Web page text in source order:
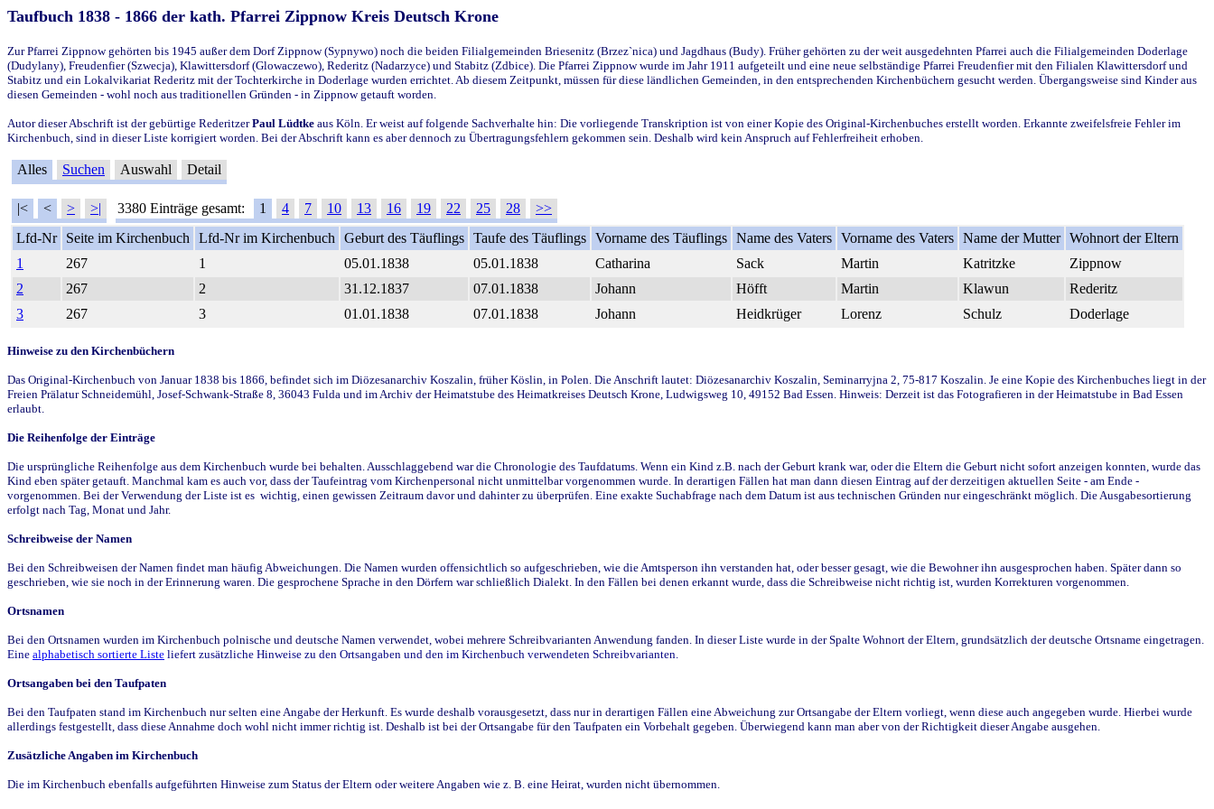
Taufbuch 1838 - 1866 der kath. Pfarrei Zippnow Kreis Deutsch Krone
Zur Pfarrei Zippnow gehörten bis 1945 außer dem Dorf Zippnow (Sypnywo) noch die beiden Filialgemeinden Briesenitz (Brzez`nica) und Jagdhaus (Budy). Früher gehörten zu der weit ausgedehnten Pfarrei auch die Filialgemeinden Doderlage
(Dudylany), Freudenfier (Szwecja), Klawittersdorf (Glowaczewo), Rederitz (Nadarzyce) und Stabitz (Zdbice). Die Pfarrei Zippnow wurde im Jahr 1911 aufgeteilt und eine neue selbständige Pfarrei Freudenfier mit den Filialen Klawittersdorf und
Stabitz und ein Lokalvikariat Rederitz mit der Tochterkirche in Doderlage wurden errichtet. Ab diesem Zeitpunkt, müssen für diese ländlichen Gemeinden, in den entsprechenden Kirchenbüchern gesucht werden. Übergangsweise sind Kinder aus
diesen Gemeinden - wohl noch aus traditionellen Gründen - in Zippnow getauft worden.
Autor dieser Abschrift ist der gebürtige RederitzerPaul Lüdtke aus Köln. Er weist auf folgende Sachverhalte hin: Die vorliegende Transkription ist von einer Kopie des Original-Kirchenbuches erstellt worden. Erkannte zweifelsfreie Fehler im
Kirchenbuch, sind in dieser Liste korrigiert worden. Bei der Abschrift kann es aber dennoch zu Übertragungsfehlern gekommen sein. Deshalb wird kein Anspruch auf Fehlerfreiheit erhoben.
Alles Suchen Auswahl Detail
|< < > >| 3380 Einträge gesamt: 1 4 7 10 13 16 19 22 25 28
>>
Lfd-Nr
Seite im Kirchenbuch Lfd-Nr im Kirchenbuch Geburt des Täuflings Taufe des Täuflings Vorname des Täuflings Name des Vaters Vorname des Vaters Name der Mutter Wohnort der Eltern
1
267 1 05.01.1838 05.01.1838 Catharina Sack Martin Katritzke
Zippnow
2
267 2 31.12.1837 07.01.1838 Johann Höfft Martin Klawun
Rederitz
3
267 3 01.01.1838 07.01.1838 Johann Heidkrüger Lorenz Schulz Doderlage
Hinweise zu den Kirchenbüchern
Das Original-Kirchenbuch von Januar 1838 bis 1866, befindet sich im Diözesanarchiv Koszalin, früher Köslin, in Polen. Die Anschrift lautet: Diözesanarchiv Koszalin, Seminarryjna 2, 75-817 Koszalin. Je eine Kopie des Kirchenbuches liegt in der
Freien Prälatur Schneidemühl, Josef-Schwank-Straße 8, 36043 Fulda und im Archiv der Heimatstube des Heimatkreises Deutsch Krone, Ludwigsweg 10, 49152 Bad Essen. Hinweis: Derzeit ist das Fotografieren in der Heimatstube in Bad Essen
erlaubt.
Die Reihenfolge der Einträge
Die ursprüngliche Reihenfolge aus dem Kirchenbuch wurde bei behalten. Ausschlaggebend war die Chronologie des Taufdatums. Wenn ein Kind z.B. nach der Geburt krank war, oder die Eltern die Geburt nicht sofort anzeigen konnten, wurde das
Kind eben später getauft. Manchmal kam es auch vor, dass der Taufeintrag vom Kirchenpersonal nicht unmittelbar vorgenommen wurde. In derartigen Fällen hat man dann diesen Eintrag auf der derzeitigen aktuellen Seite - am Ende -
vorgenommen. Bei der Verwendung der Liste ist es wichtig, einen gewissen Zeitraum davor und dahinter zu überprüfen. Eine exakte Suchabfrage nach dem Datum ist aus technischen Gründen nur eingeschränkt möglich. Die Ausgabesortierung
erfolgt nach Tag, Monat und Jahr.
Schreibweise der Namen
Bei den Schreibweisen der Namen findet man häufig Abweichungen. Die Namen wurden offensichtlich so aufgeschrieben, wie die Amtsperson ihn verstanden hat, oder besser gesagt, wie die Bewohner ihn ausgesprochen haben. Später dann so
geschrieben, wie sie noch in der Erinnerung waren. Die gesprochene Sprache in den Dörfern war schließlich Dialekt. In den Fällen bei denen erkannt wurde, dass die Schreibweise nicht richtig ist, wurden Korrekturen vorgenommen.
Ortsnamen
Bei den Ortsnamen wurden im Kirchenbuch polnische und deutsche Namen verwendet, wobei mehrere Schreibvarianten Anwendung fanden. In dieser Liste wurde in der Spalte Wohnort der Eltern, grundsätzlich der deutsche Ortsname eingetragen.
Eine alphabetisch sortierte Liste liefert zusätzliche Hinweise zu den Ortsangaben und den im Kirchenbuch verwendeten Schreibvarianten.
Ortsangaben bei den Taufpaten
Bei den Taufpaten stand im Kirchenbuch nur selten eine Angabe der Herkunft. Es wurde deshalb vorausgesetzt, dass nur in derartigen Fällen eine Abweichung zur Ortsangabe der Eltern vorliegt, wenn diese auch angegeben wurde. Hierbei wurde
allerdings festgestellt, dass diese Annahme doch wohl nicht immer richtig ist. Deshalb ist bei der Ortsangabe für den Taufpaten ein Vorbehalt gegeben. Überwiegend kann man aber von der Richtigkeit dieser Angabe ausgehen.
Zusätzliche Angaben im Kirchenbuch
Die im Kirchenbuch ebenfalls aufgeführten Hinweise zum Status der Eltern oder weitere Angaben wie z. B. eine Heirat, wurden nicht übernommen.